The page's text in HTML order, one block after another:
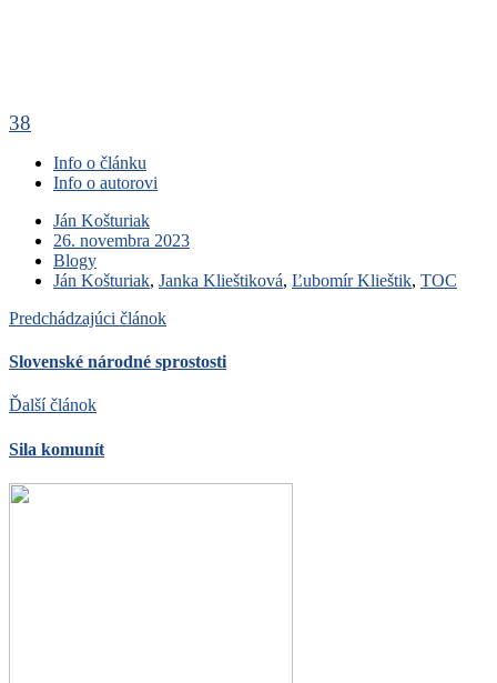
38
Info o článku
Info o autorovi
Ján Košturiak
26. novembra 2023
Blogy
Ján Košturiak, Janka Klieštiková, Ľubomír Klieštik, TOC
Predchádzajúci článok
Slovenské národné sprostosti
Ďalší článok
Sila komunít